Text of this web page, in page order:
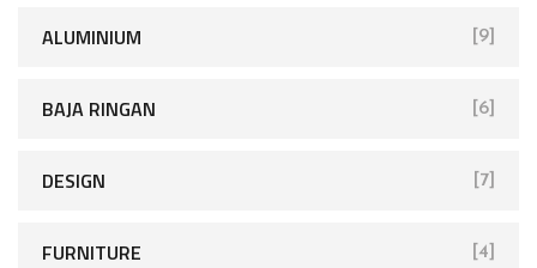
ALUMINIUM [9]
BAJA RINGAN [6]
DESIGN [7]
FURNITURE [4]